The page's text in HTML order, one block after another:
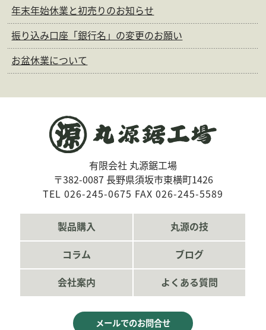
年末年始休業と初売りのお知らせ
振り込み口座「銀行名」の変更のお願い
お盆休業について
有限会社 丸源鋸工場
〒382-0087 長野県須坂市東横町1426
TEL 026-245-0675 FAX 026-245-5589
製品購入
丸源の技
コラム
ブログ
会社案内
よくある質問
メールでのお問合せ